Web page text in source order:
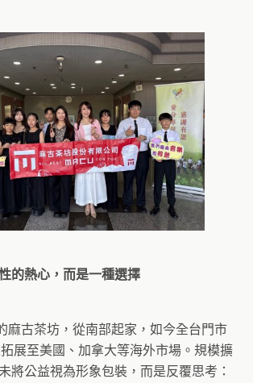
的熱心，而是一種選擇
麻古茶坊，從南部起家，如今全台門市
展至美國、加拿大等海外市場。規模擴
將公益視為形象包裝，而是反覆思考：